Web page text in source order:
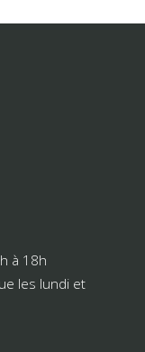
à 18h
les lundi et